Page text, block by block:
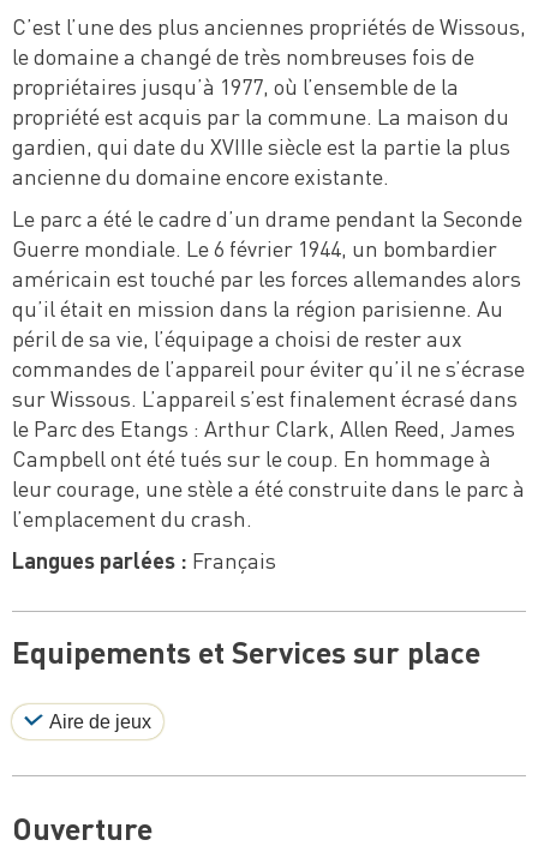
C’est l’une des plus anciennes propriétés de Wissous,
le domaine a changé de très nombreuses fois de
propriétaires jusqu’à 1977, où l’ensemble de la
propriété est acquis par la commune. La maison du
gardien, qui date du XVIIIe siècle est la partie la plus
ancienne du domaine encore existante.
Le parc a été le cadre d’un drame pendant la Seconde
Guerre mondiale. Le 6 février 1944, un bombardier
américain est touché par les forces allemandes alors
qu’il était en mission dans la région parisienne. Au
péril de sa vie, l’équipage a choisi de rester aux
commandes de l’appareil pour éviter qu’il ne s’écrase
sur Wissous. L’appareil s’est finalement écrasé dans
le Parc des Etangs : Arthur Clark, Allen Reed, James
Campbell ont été tués sur le coup. En hommage à
leur courage, une stèle a été construite dans le parc à
l’emplacement du crash.
Langues parlées : Français
Equipements et Services sur place
Aire de jeux
Ouverture